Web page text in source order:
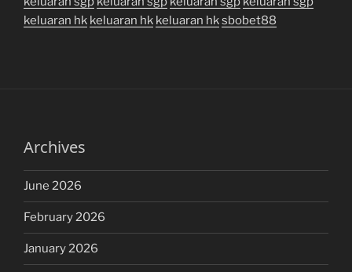
keluaran hk keluaran hk keluaran hksbobet88
Archives
June 2026
February 2026
January 2026